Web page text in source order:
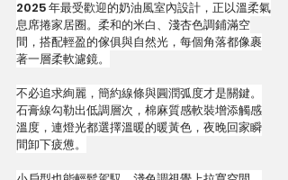
2025 年最受歡迎的奶油風室內設計，正以溫柔氣
息席捲家居圈。柔和的米白、淺杏色調鋪滿空
間，搭配輕盈的傢俱與自然光，每個角落都像裹
著一層柔軟濾鏡。
不必追求絢麗，簡約線條與圓潤弧度才是關鍵。
石膏線勾勒出低調層次，棉麻質感軟裝增添觸感
溫度，連燈光都選擇溫暖的暖黃色，夜晚回家瞬
間卸下疲憊。